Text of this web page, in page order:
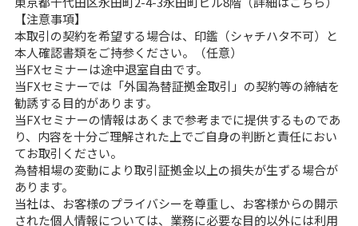
【注意事項】
本取引の契約を希望する場合は、印鑑（シャチハタ不可）と
本人確認書類をご持参ください。（任意）
当FXセミナーは途中退室自由です。
当FXセミナーでは「外国為替証拠金取引」の契約等の締結を
勧誘する目的があります。
当FXセミナーの情報はあくまで参考までに提供するものであ
り、内容を十分ご理解された上でご自身の判断と責任におい
てお取引ください。
為替相場の変動により取引証拠金以上の損失が生ずる場合が
あります。
当社は、お客様のプライバシーを尊重し、お客様からの開示
された個人情報については、業務に必要な目的以外には利用